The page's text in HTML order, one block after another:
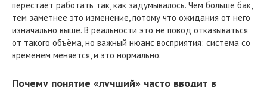
перестаёт работать так, как задумывалось. Чем больше бак,
тем заметнее это изменение, потому что ожидания от него
изначально выше. В реальности это не повод отказываться
от такого объёма, но важный нюанс восприятия: система со
временем меняется, и это нормально.
Почему понятие «лучший» часто вводит в